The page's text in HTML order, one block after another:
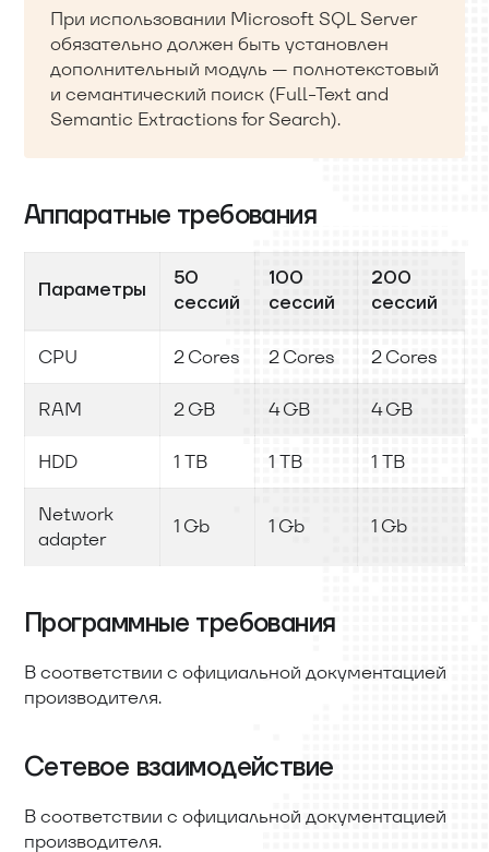
При использовании Microsoft SQL Server
обязательно должен быть установлен
дополнительный модуль — полнотекстовый
и семантический поиск (Full-Text and
Semantic Extractions for Search).
Аппаратные требования
Параметры
50
сессий
100
сессий
200
сессий
CPU 2 Cores 2 Cores 2 Cores
RAM 2 GB 4 GB 4 GB
HDD 1 TB 1 TB 1 TB
Network
adapter
1 Gb 1 Gb 1 Gb
Программные требования
В соответствии с официальной документацией
производителя.
Сетевое взаимодействие
В соответствии с официальной документацией
производителя.